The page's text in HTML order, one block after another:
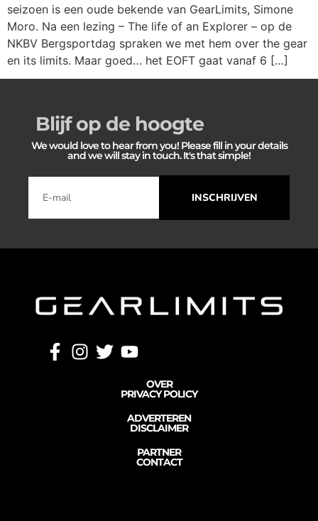
seizoen is een oude bekende van GearLimits, Simone
Moro. Na een lezing – The life of an Explorer – op de
NKBV Bergsportdag spraken we met hem over the gear
en its limits. Maar goed… het EOFT gaat vanaf 6 […]
Blijf op de hoogte
We would love to hear from you! Please fill in your details
and we will stay in touch. It's that simple!
INSCHRIJVEN
OVER
PRIVACY POLICY
ADVERTEREN
DISCLAIMER
PARTNER
CONTACT